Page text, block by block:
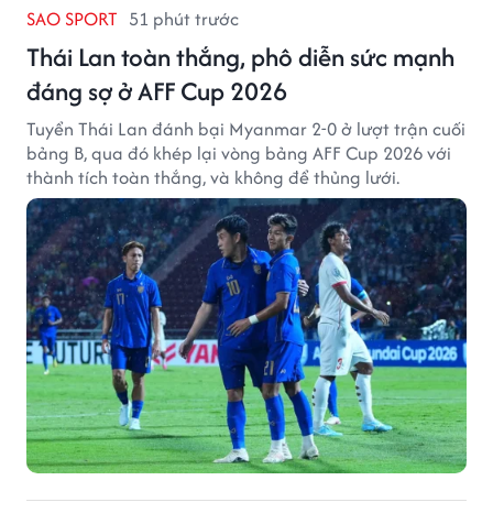
SAO SPORT 51 phút trước
Thái Lan toàn thắng, phô diễn sức mạnh
đáng sợ ở AFF Cup 2026
Tuyển Thái Lan đánh bại Myanmar 2-0 ở lượt trận cuối
bảng B, qua đó khép lại vòng bảng AFF Cup 2026 với
thành tích toàn thắng, và không để thủng lưới.